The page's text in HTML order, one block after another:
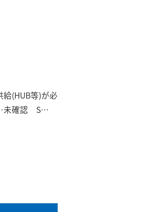
(HUB等)が必
未確認 S…